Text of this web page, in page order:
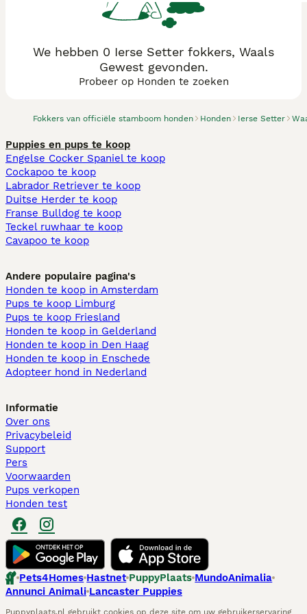
Fokkers van officiële stamboom honden Honden Ierse Setter
We hebben 0 Ierse Setter fokkers, Waals
Gewest gevonden.
Probeer op Honden te zoeken
Puppies en pups te koop
Engelse Cocker Spaniel te koop
Cockapoo te koop
Labrador Retriever te koop
Duitse Herder te koop
Franse Bulldog te koop
Teckel ruwhaar te koop
Cavapoo te koop
Andere populaire pagina's
Honden te koop in Amsterdam
Pups te koop Limburg​
Pups te koop Friesland​
Honden te koop in Gelderland
Honden te koop in Den Haag
Honden te koop in Enschede
Adopteer hond in Nederland
Informatie
Over ons
Privacybeleid
Support
Pers
Voorwaarden
Pups verkopen
Honden test
Pets4Homes Hastnet PuppyPlaats MundoAnimalia
Annunci Animali Lancaster Puppies
Puppyplaats.nl gebruikt cookies op deze site om uw gebruikerservaring